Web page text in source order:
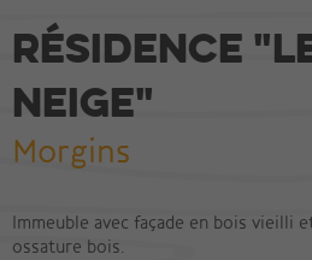
Résidence
Neige"
Morgins
Immeuble avec façade en bois vieilli
ossature bois.